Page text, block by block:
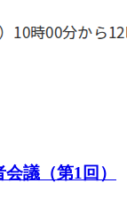
議（第1回）